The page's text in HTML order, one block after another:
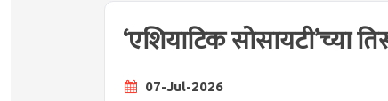
‘एशियाटिक सोसायटी‌’च्या
07-Jul-2026